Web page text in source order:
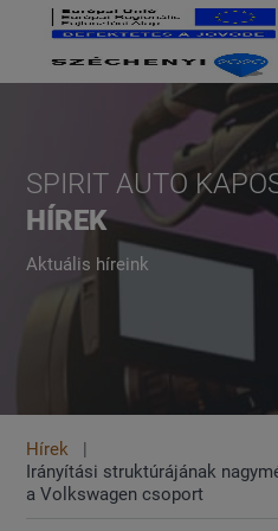
SPIRIT AUTO
HÍREK
Aktuális híreink
Hírek
Irányítási struktúrájának
a Volkswagen csoport